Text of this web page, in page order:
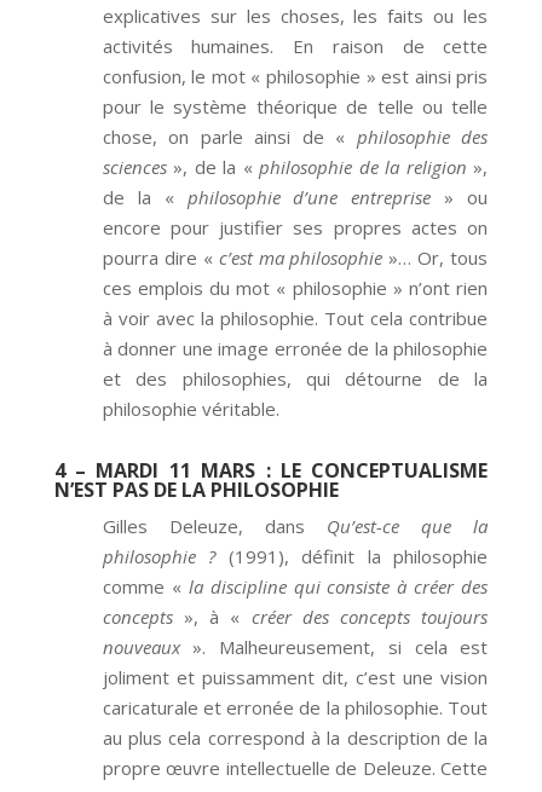
explicatives sur les choses, les faits ou les
activités humaines. En raison de cette
confusion, le mot « philosophie » est ainsi pris
pour le système théorique de telle ou telle
chose, on parle ainsi de « philosophie des
sciences», de la «philosophie de la religion »,
de la « philosophie d’une entreprise » ou
encore pour justifier ses propres actes on
pourra dire « c’est ma philosophie »… Or, tous
ces emplois du mot « philosophie » n’ont rien
à voir avec la philosophie. Tout cela contribue
à donner une image erronée de la philosophie
et des philosophies, qui détourne de la
philosophie véritable.
4 – MARDI 11 MARS : LE CONCEPTUALISME
N’EST PAS DE LA PHILOSOPHIE
Gilles Deleuze, dans Qu’est-ce que la
philosophie ?(1991), définit la philosophie
comme « la discipline qui consiste à créer des
concepts», à « créer des concepts toujours
nouveaux». Malheureusement, si cela est
joliment et puissamment dit, c’est une vision
caricaturale et erronée de la philosophie. Tout
au plus cela correspond à la description de la
propre œuvre intellectuelle de Deleuze. Cette